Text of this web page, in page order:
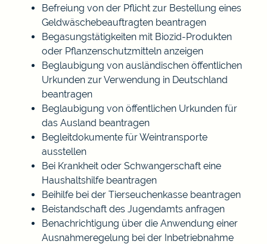
Befreiung von der Pflicht zur Bestellung eines
Geldwäschebeauftragten beantragen
Begasungstätigkeiten mit Biozid-Produkten
oder Pflanzenschutzmitteln anzeigen
Beglaubigung von ausländischen öffentlichen
Urkunden zur Verwendung in Deutschland
beantragen
Beglaubigung von öffentlichen Urkunden für
das Ausland beantragen
Begleitdokumente für Weintransporte
ausstellen
Bei Krankheit oder Schwangerschaft eine
Haushaltshilfe beantragen
Beihilfe bei der Tierseuchenkasse beantragen
Beistandschaft des Jugendamts anfragen
Benachrichtigung über die Anwendung einer
Ausnahmeregelung bei der Inbetriebnahme